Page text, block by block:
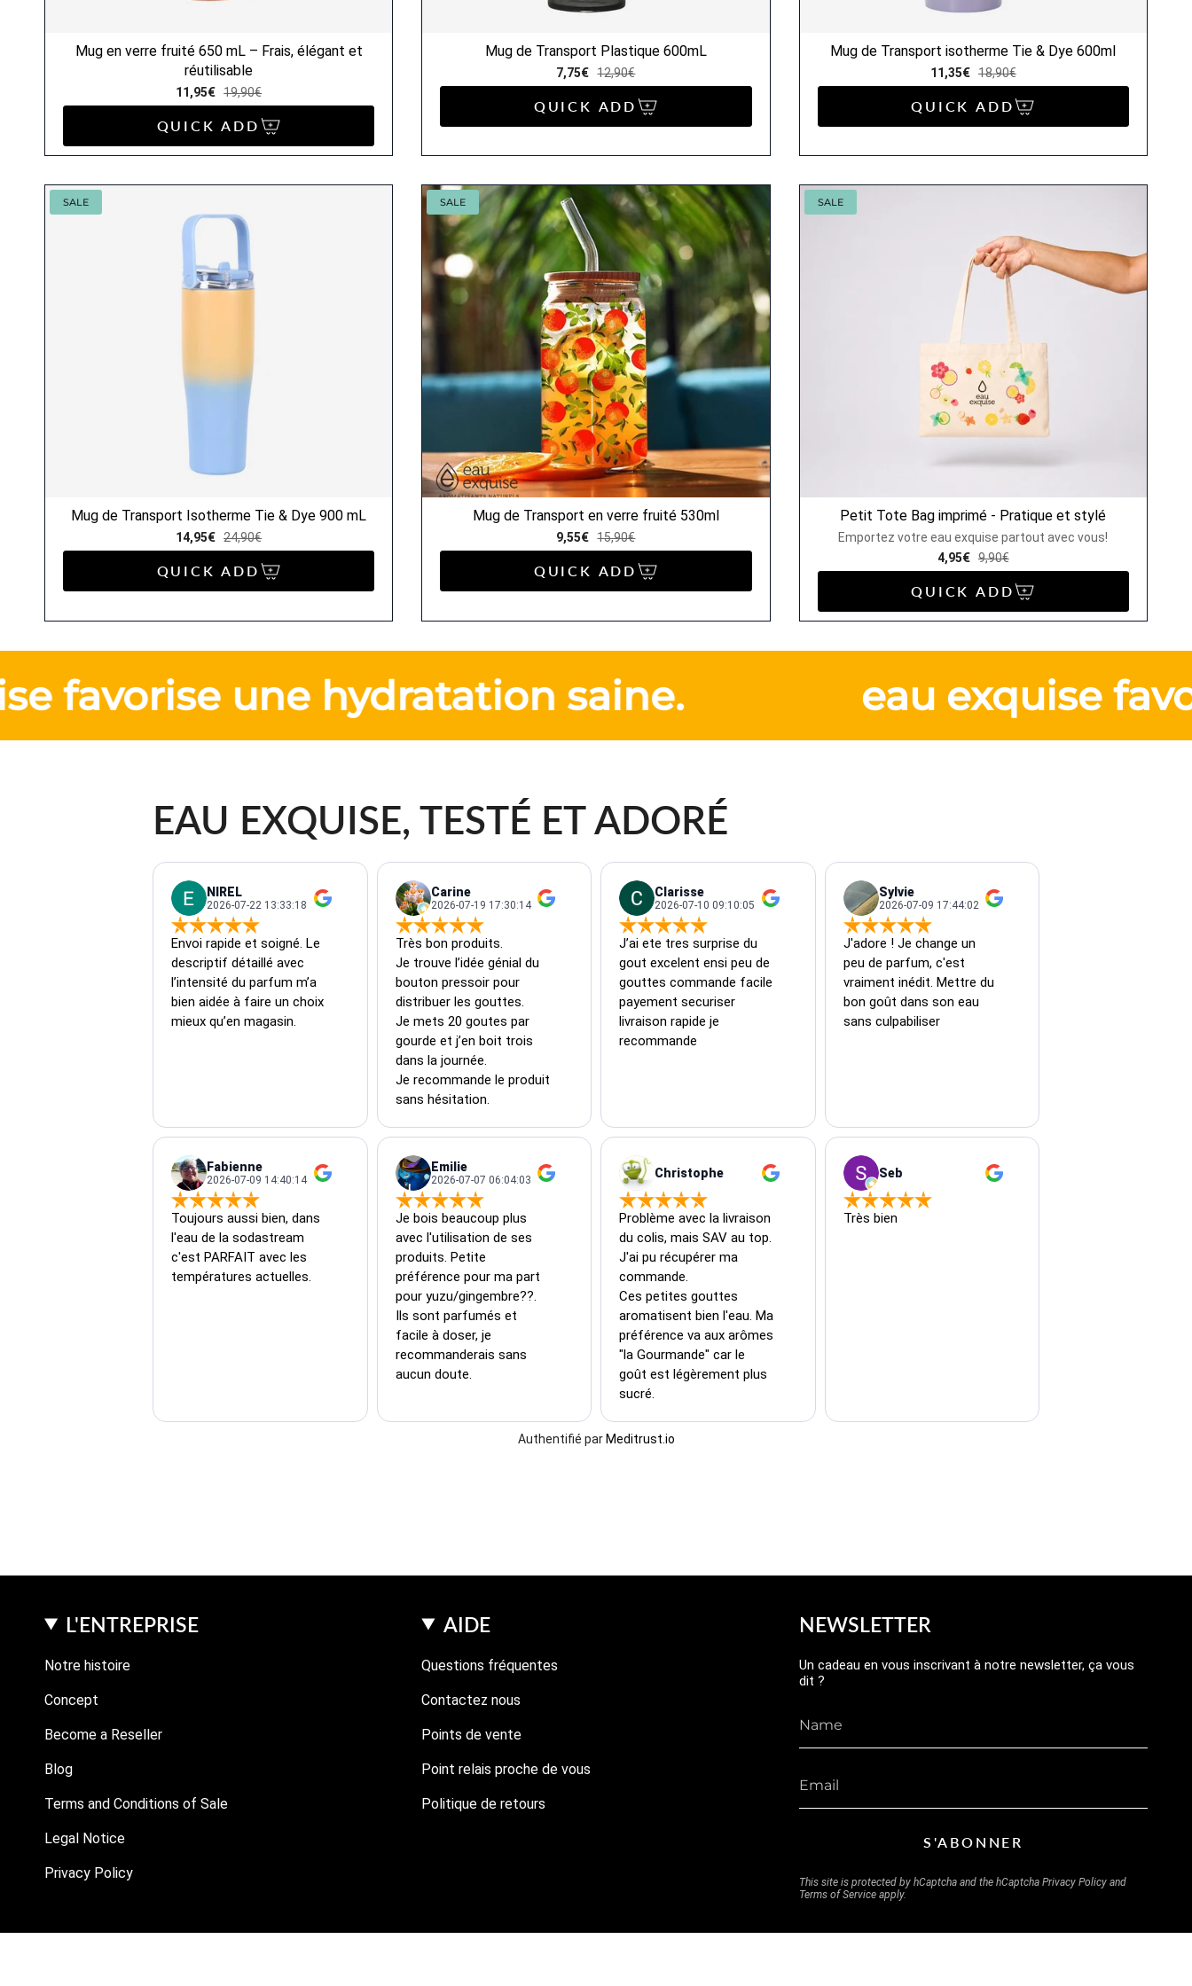
Mug en verre fruité 650 mL – Frais, élégant et
réutilisable
11,95€ 19,90€
QUICK ADD
Mug de Transport Plastique 600mL
7,75€ 12,90€
QUICK ADD
Mug de Transport isotherme Tie & Dye 600ml
11,35€ 18,90€
QUICK ADD
SALE
Mug de Transport Isotherme Tie & Dye 900 mL
14,95€ 24,90€
QUICK ADD
SALE
Mug de Transport en verre fruité 530ml
9,55€ 15,90€
QUICK ADD
SALE
Petit Tote Bag imprimé - Pratique et stylé
Emportez votre eau exquise partout avec vous!
4,95€ 9,90€
QUICK ADD
favorise une hydratation saine. eau exquise
EAU EXQUISE, TESTÉ ET ADORÉ
NIREL
2026-07-22 13:33:18
Envoi rapide et soigné. Le
descriptif détaillé avec
l’intensité du parfum m’a
bien aidée à faire un choix
mieux qu’en magasin.
Carine
2026-07-19 17:30:14
Très bon produits.
Je trouve l’idée génial du
bouton pressoir pour
distribuer les gouttes.
Je mets 20 goutes par
gourde et j’en boit trois
dans la journée.
Je recommande le produit
sans hésitation.
Clarisse
2026-07-10 09:10:05
J’ai ete tres surprise du
gout excelent ensi peu de
gouttes commande facile
payement securiser
livraison rapide je
recommande
Sylvie
2026-07-09 17:44:02
J'adore ! Je change un
peu de parfum, c'est
vraiment inédit. Mettre du
bon goût dans son eau
sans culpabiliser
Fabienne
2026-07-09 14:40:14
Toujours aussi bien, dans
l'eau de la sodastream
c'est PARFAIT avec les
températures actuelles.
Emilie
2026-07-07 06:04:03
Je bois beaucoup plus
avec l'utilisation de ses
produits. Petite
préférence pour ma part
pour yuzu/gingembre??.
Ils sont parfumés et
facile à doser, je
recommanderais sans
aucun doute.
Christophe
Problème avec la livraison
du colis, mais SAV au top.
J'ai pu récupérer ma
commande.
Ces petites gouttes
aromatisent bien l'eau. Ma
préférence va aux arômes
"la Gourmande" car le
goût est légèrement plus
sucré.
Seb
Très bien
Authentifié par Meditrust.io
L'ENTREPRISE
Notre histoire
Concept
Become a Reseller
Blog
Terms and Conditions of Sale
Legal Notice
Privacy Policy
AIDE
Questions fréquentes
Contactez nous
Points de vente
Point relais proche de vous
Politique de retours
NEWSLETTER
Un cadeau en vous inscrivant à notre newsletter, ça vous
dit ?
S'ABONNER
This site is protected by hCaptcha and the hCaptcha Privacy Policyand
Terms of Serviceapply.